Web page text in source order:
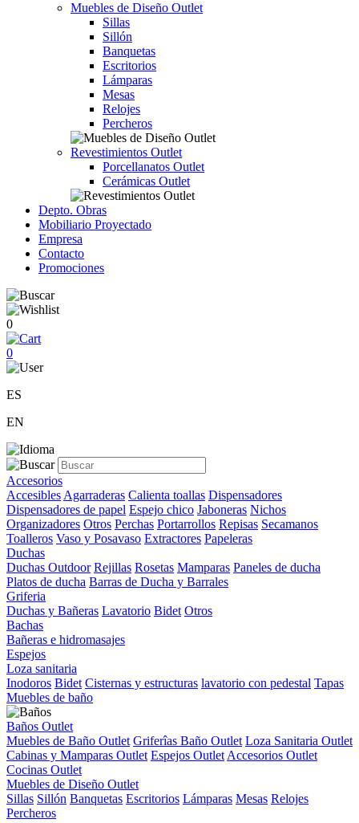
Muebles de Diseño Outlet
Sillas
Sillón
Banquetas
Escritorios
Lámparas
Mesas
Relojes
Percheros
Revestimientos Outlet
Porcellanatos Outlet
Cerámicas Outlet
Depto. Obras
Mobiliario Proyectado
Empresa
Contacto
Promociones
0
0
ES
EN
Accesorios
Accesibles Agarraderas Calienta toallas Dispensadores
Dispensadores de papel Espejo chico Jaboneras Nichos
Organizadores Otros Perchas Portarrollos Repisas Secamanos
Toalleros Vaso y Posavaso Extractores Papeleras
Duchas
Duchas Outdoor Rejillas Rosetas Mamparas Paneles de ducha
Platos de ducha Barras de Ducha y Barrales
Griferia
Duchas y Bañeras Lavatorio Bidet Otros
Bachas
Bañeras e hidromasajes
Espejos
Loza sanitaria
Inodoros Bidet Cisternas y estructuras lavatorio con pedestal Tapas
Muebles de baño
Baños Outlet
Muebles de Baño Outlet Griferîas Baño Outlet Loza Sanitaria Outlet
Cabinas y Mamparas Outlet Espejos Outlet Accesorios Outlet
Cocinas Outlet
Muebles de Diseño Outlet
Sillas Sillón Banquetas Escritorios Lámparas Mesas Relojes
Percheros